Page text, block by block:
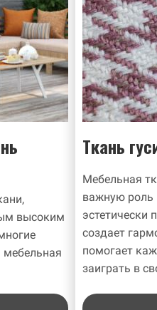
высоким
Ткань
Мебельная
важную роль
эстетически
создает
помогает
заиграть в